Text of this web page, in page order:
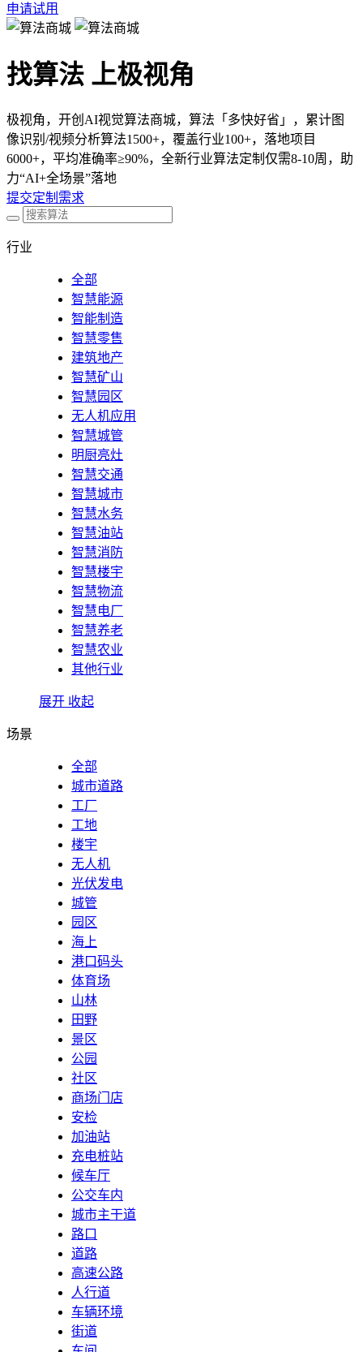
申请试用
找算法 上极视角
极视角，开创AI视觉算法商城，算法「多快好省」，累计图
像识别/视频分析算法1500+，覆盖行业100+，落地项目
6000+，平均准确率≥90%，全新行业算法定制仅需8-10周，助
力“AI+全场景”落地
提交定制需求
行业
全部
智慧能源
智能制造
智慧零售
建筑地产
智慧矿山
智慧园区
无人机应用
智慧城管
明厨亮灶
智慧交通
智慧城市
智慧水务
智慧油站
智慧消防
智慧楼宇
智慧物流
智慧电厂
智慧养老
智慧农业
其他行业
展开 收起
场景
全部
城市道路
工厂
工地
楼宇
无人机
光伏发电
城管
园区
海上
港口码头
体育场
山林
田野
景区
公园
社区
商场门店
安检
加油站
充电桩站
候车厅
公交车内
城市主干道
路口
道路
高速公路
人行道
车辆环境
街道